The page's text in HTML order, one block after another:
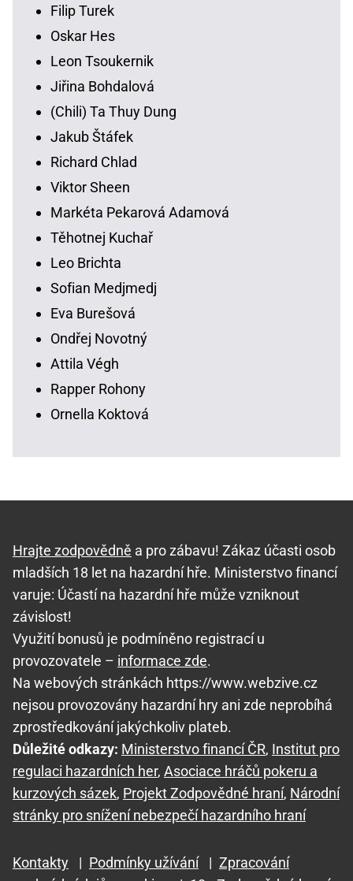
Filip Turek
Oskar Hes
Leon Tsoukernik
Jiřina Bohdalová
(Chili) Ta Thuy Dung
Jakub Štáfek
Richard Chlad
Viktor Sheen
Markéta Pekarová Adamová
Těhotnej Kuchař
Leo Brichta
Sofian Medjmedj
Eva Burešová
Ondřej Novotný
Attila Végh
Rapper Rohony
Ornella Koktová
Hrajte zodpovědně a pro zábavu! Zákaz účasti osob
mladších 18 let na hazardní hře. Ministerstvo financí
varuje: Účastí na hazardní hře může vzniknout
závislost!
Využití bonusů je podmíněno registrací u
provozovatele – informace zde.
Na webových stránkách https://www.webzive.cz
nejsou provozovány hazardní hry ani zde neprobíhá
zprostředkování jakýchkoliv plateb.
Důležité odkazy: Ministerstvo financí ČR, Institut pro
regulaci hazardních her, Asociace hráčů pokeru a
kurzových sázek, Projekt Zodpovědné hraní, Národní
stránky pro snížení nebezpečí hazardního hraní
Kontakty | Podmínky užívání | Zpracování